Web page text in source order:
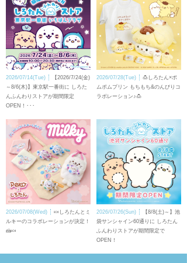
2026/07/14(Tue)
【2026/7/24(金)
～8/6(木)】東京駅一番街に しろた
んふんわりストアが期間限定
OPEN！･･･
2026/07/28(Tue)
🍮しろたん×ポ
ムポムプリン もちもち&のんびりコ
ラボレーション♪🍮
2026/07/08(Wed)
🍬しろたんとミ
ルキーのコラボレーションが決定！
🍰🍬
2026/07/26(Sun)
【8/8(土)～】池
袋サンシャイン60通りに しろたん
ふんわりストアが期間限定で
OPEN！